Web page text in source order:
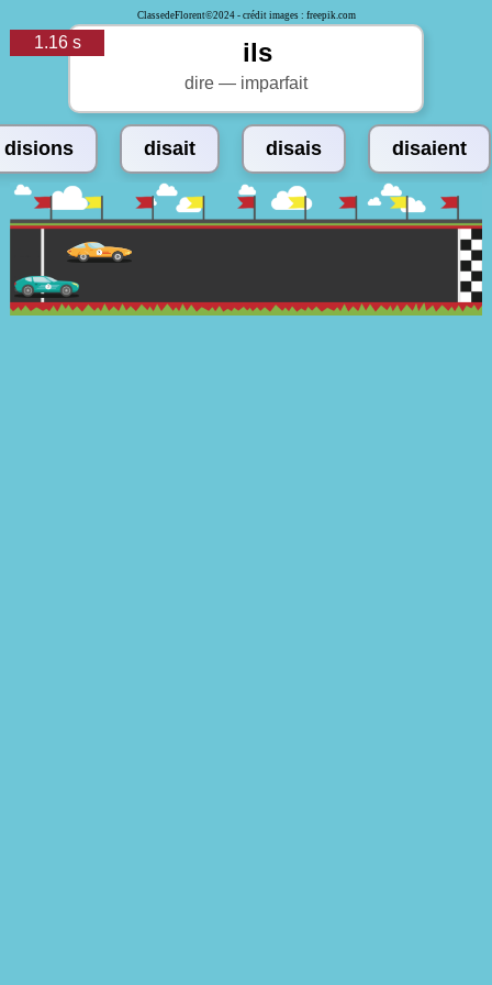
ClassedeFlorent©2024 - crédit images : freepik.com
1.24 s ils
dire — imparfait
disions disait disais disaient